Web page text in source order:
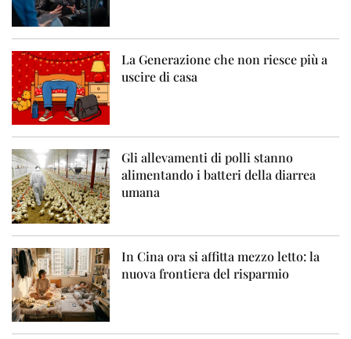
La Generazione che non riesce più a
uscire di casa
Gli allevamenti di polli stanno
alimentando i batteri della diarrea
umana
In Cina ora si affitta mezzo letto: la
nuova frontiera del risparmio